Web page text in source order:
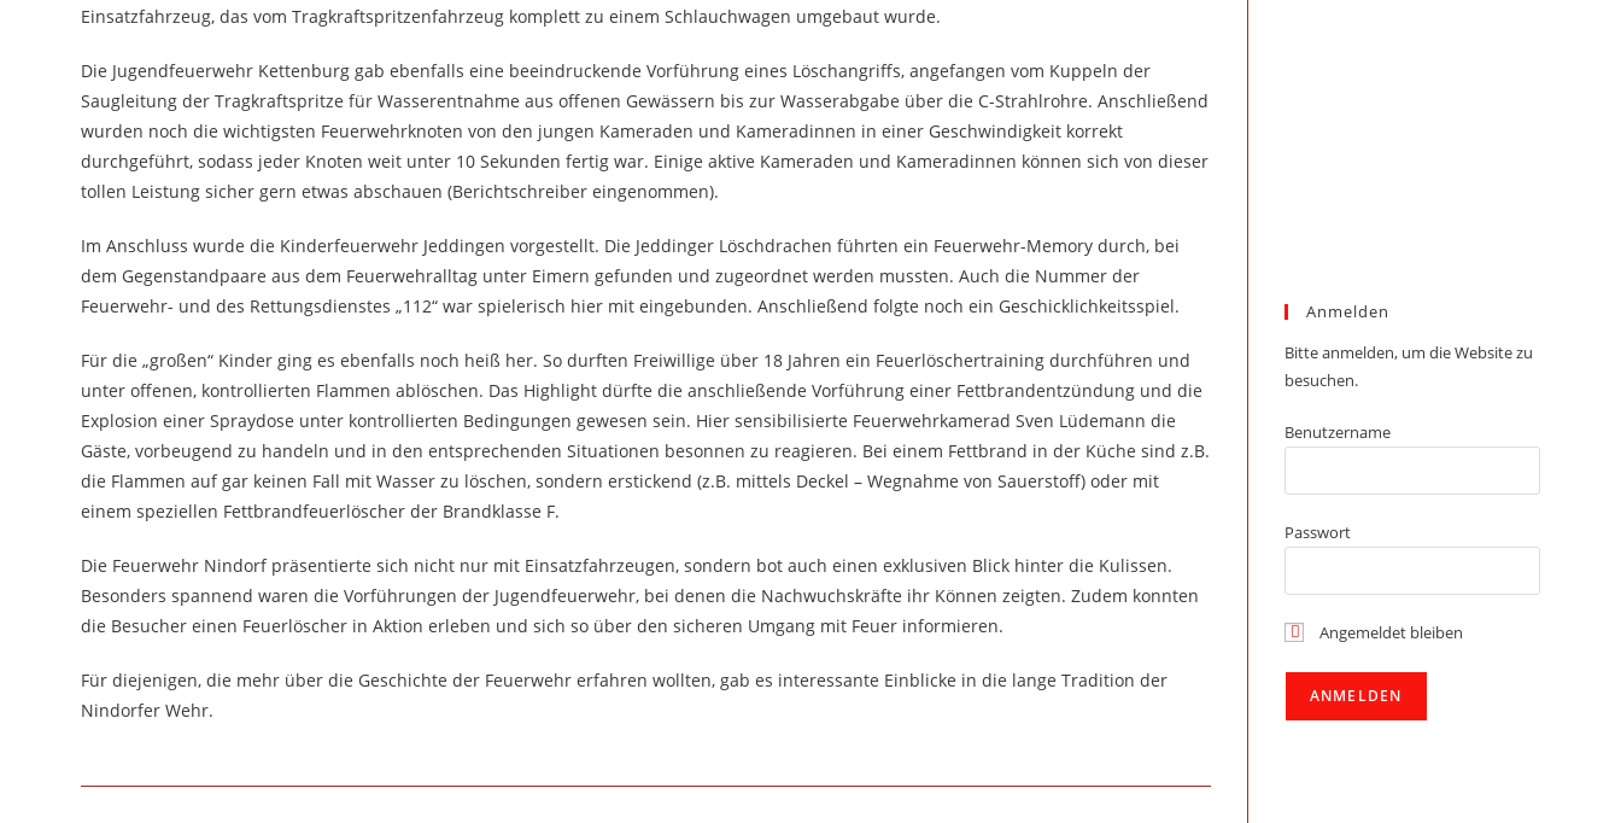
Einsatzfahrzeug, das vom Tragkraftspritzenfahrzeug komplett zu einem Schlauchwagen umgebaut wurde.
Die Jugendfeuerwehr Kettenburg gab ebenfalls eine beeindruckende Vorführung eines Löschangriffs, angefangen vom Kuppeln der
Saugleitung der Tragkraftspritze für Wasserentnahme aus offenen Gewässern bis zur Wasserabgabe über die C-Strahlrohre. Anschließend
wurden noch die wichtigsten Feuerwehrknoten von den jungen Kameraden und Kameradinnen in einer Geschwindigkeit korrekt
durchgeführt, sodass jeder Knoten weit unter 10 Sekunden fertig war. Einige aktive Kameraden und Kameradinnen können sich von dieser
tollen Leistung sicher gern etwas abschauen (Berichtschreiber eingenommen).
Im Anschluss wurde die Kinderfeuerwehr Jeddingen vorgestellt. Die Jeddinger Löschdrachen führten ein Feuerwehr-Memory durch, bei
dem Gegenstandpaare aus dem Feuerwehralltag unter Eimern gefunden und zugeordnet werden mussten. Auch die Nummer der
Feuerwehr- und des Rettungsdienstes „112“ war spielerisch hier mit eingebunden. Anschließend folgte noch ein Geschicklichkeitsspiel.
Für die „großen“ Kinder ging es ebenfalls noch heiß her. So durften Freiwillige über 18 Jahren ein Feuerlöschertraining durchführen und
unter offenen, kontrollierten Flammen ablöschen. Das Highlight dürfte die anschließende Vorführung einer Fettbrandentzündung und die
Explosion einer Spraydose unter kontrollierten Bedingungen gewesen sein. Hier sensibilisierte Feuerwehrkamerad Sven Lüdemann die
Gäste, vorbeugend zu handeln und in den entsprechenden Situationen besonnen zu reagieren. Bei einem Fettbrand in der Küche sind z.B.
die Flammen auf gar keinen Fall mit Wasser zu löschen, sondern erstickend (z.B. mittels Deckel – Wegnahme von Sauerstoff) oder mit
einem speziellen Fettbrandfeuerlöscher der Brandklasse F.
Die Feuerwehr Nindorf präsentierte sich nicht nur mit Einsatzfahrzeugen, sondern bot auch einen exklusiven Blick hinter die Kulissen.
Besonders spannend waren die Vorführungen der Jugendfeuerwehr, bei denen die Nachwuchskräfte ihr Können zeigten. Zudem konnten
die Besucher einen Feuerlöscher in Aktion erleben und sich so über den sicheren Umgang mit Feuer informieren.
Für diejenigen, die mehr über die Geschichte der Feuerwehr erfahren wollten, gab es interessante Einblicke in die lange Tradition der
Nindorfer Wehr.
Anmelden
Bitte anmelden, um die Website zu
besuchen.
Benutzername
Passwort
Angemeldet bleiben